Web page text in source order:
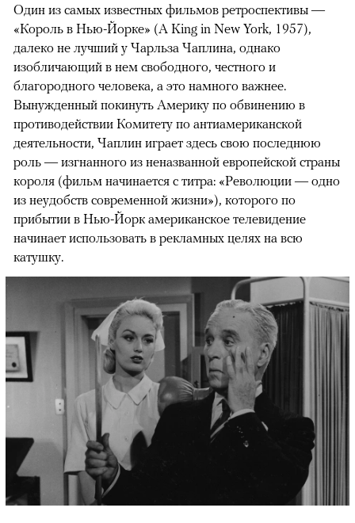
Один из самых известных фильмов ретроспективы —
«Король в Нью-Йорке» (A King in New York, 1957),
далеко не лучший у Чарльза Чаплина, однако
изобличающий в нем свободного, честного и
благородного человека, а это намного важнее.
Вынужденный покинуть Америку по обвинению в
противодействии Комитету по антиамериканской
деятельности, Чаплин играет здесь свою последнюю
роль — изгнанного из неназванной европейской страны
короля (фильм начинается с титра: «Революции — одно
из неудобств современной жизни»), которого по
прибытии в Нью-Йорк американское телевидение
начинает использовать в рекламных целях на всю
катушку.